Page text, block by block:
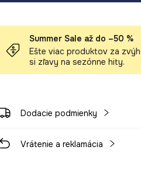
Summer Sale až do –50 %
Ešte viac produktov za
si zľavy na sezónne hity.
Dodacie podmienky
Vrátenie a reklamácia